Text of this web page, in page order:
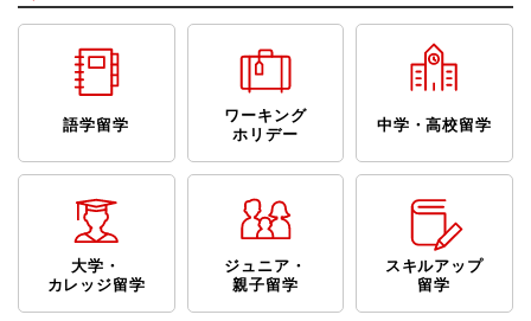
語学留学
ワーキング
ホリデー
中学・高校留学
大学・
カレッジ留学
ジュニア・
親子留学
スキルアップ
留学